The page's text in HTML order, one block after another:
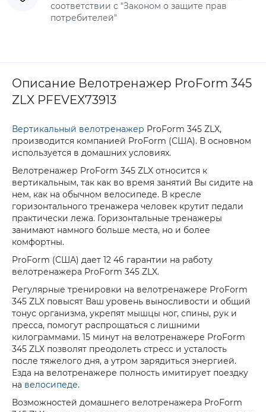
соответствии с "Законом о защите прав
потребителей"
Описание Велотренажер ProForm 345
ZLX PFEVEX73913
Вертикальный велотренажер ProForm 345 ZLX,
производится компанией ProForm (США). В основном
используется в домашних условиях.
Велотренажер ProForm 345 ZLX относится к
вертикальным, так как во время занятий Вы сидите на
нем, как на обычном велосипеде. В кресле
горизонтального тренажера человек крутит педали
практически лежа. Горизонтальные тренажеры
занимают намного больше места, но и более
комфортны.
ProForm (США) дает 12 46 гарантии на работу
велотренажера ProForm 345 ZLX.
Регулярные тренировки на велотренажере ProForm
345 ZLX повысят Ваш уровень выносливости и общий
тонус организма, укрепят мышцы ног, спины, рук и
пресса, помогут распрощаться с лишними
килограммами. 15 минут на велотренажере ProForm
345 ZLX позволят преодолеть стресс и усталость
после тяжелого дня, а утром зарядиться энергией.
Езда на велотренажере полность имитирует поездку
на велосипеде.
Возможностей домашнего велотренажера ProForm